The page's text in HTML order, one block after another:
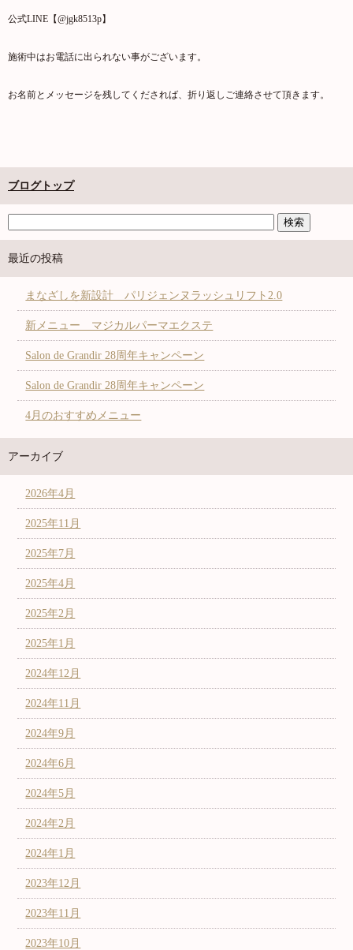
公式LINE【@jgk8513p】
施術中はお電話に出られない事がございます。
お名前とメッセージを残してくだされば、折り返しご連絡させて頂きます。
ブログトップ
最近の投稿
まなざしを新設計 パリジェンヌラッシュリフト2.0
新メニュー マジカルパーマエクステ
Salon de Grandir 28周年キャンペーン
Salon de Grandir 28周年キャンペーン
4月のおすすめメニュー
アーカイブ
2026年4月
2025年11月
2025年7月
2025年4月
2025年2月
2025年1月
2024年12月
2024年11月
2024年9月
2024年6月
2024年5月
2024年2月
2024年1月
2023年12月
2023年11月
2023年10月